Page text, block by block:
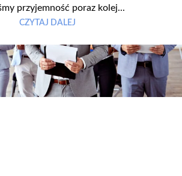
przyjemność poraz kolej...
CZYTAJ DALEJ